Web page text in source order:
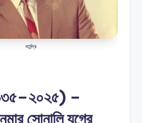
ধর্মেন্দ্র
–
সোনালি যুগের